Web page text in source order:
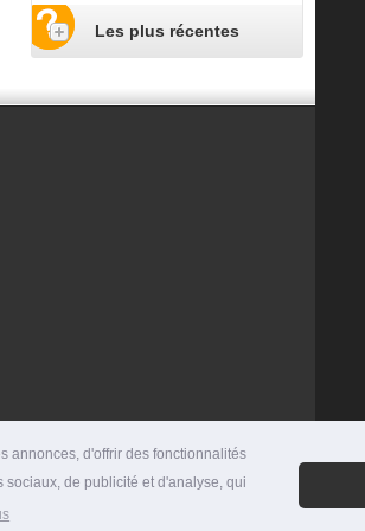
annonces, d'offrir des fonctionnalités
de publicité et d'analyse, qui
Les plus récentes